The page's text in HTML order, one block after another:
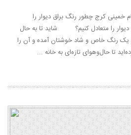
خمینی کرج چطور رنگ‌ براق دیوار را
دیوار را متعادل کنیم؟ شاید تا به حال
یک رنگ خاص و شاد خوشتان آمده و آن را
تا حال‌وهوای تازه‌ای به خانه ...